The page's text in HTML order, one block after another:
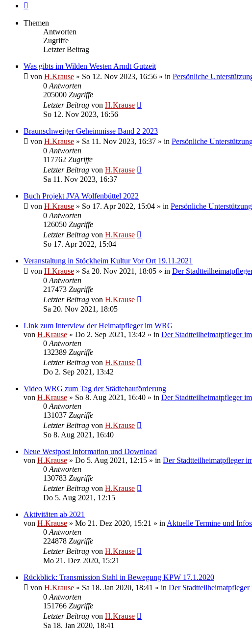
Themen
Antworten
Zugriffe
Letzter Beitrag
Was gibts im Wilden Westen Arndt Gutzeit
von H.Krause » So 12. Nov 2023, 16:56 » in Persönliche
0 Antworten
205000 Zugriffe
Letzter Beitrag von H.Krause
So 12. Nov 2023, 16:56
Braunschweiger Geheimnisse Band 2 2023
von H.Krause » Sa 11. Nov 2023, 16:37 » in Persönliche
0 Antworten
117762 Zugriffe
Letzter Beitrag von H.Krause
Sa 11. Nov 2023, 16:37
Buch Projekt JVA Wolfenbüttel 2022
von H.Krause » So 17. Apr 2022, 15:04 » in Persönliche
0 Antworten
126050 Zugriffe
Letzter Beitrag von H.Krause
So 17. Apr 2022, 15:04
Veranstaltung in Stöckheim Kultur Vor Ort 19.11.2021
von H.Krause » Sa 20. Nov 2021, 18:05 » in Der
0 Antworten
217473 Zugriffe
Letzter Beitrag von H.Krause
Sa 20. Nov 2021, 18:05
Link zum Interview der Heimatpfleger im WRG
von H.Krause » Do 2. Sep 2021, 13:42 » in Der Stadtteilheimatpfleger
0 Antworten
132389 Zugriffe
Letzter Beitrag von H.Krause
Do 2. Sep 2021, 13:42
Video WRG zum Tag der Städtebauförderung
von H.Krause » So 8. Aug 2021, 16:40 » in Der Stadtteilheimatpfleger
0 Antworten
131037 Zugriffe
Letzter Beitrag von H.Krause
So 8. Aug 2021, 16:40
Neue Westpost Information und Download
von H.Krause » Do 5. Aug 2021, 12:15 » in Der Stadtteilheimatpfleger
0 Antworten
130783 Zugriffe
Letzter Beitrag von H.Krause
Do 5. Aug 2021, 12:15
Aktivitäten ab 2021
von H.Krause » Mo 21. Dez 2020, 15:21 » in Aktuelle Termine und
0 Antworten
224878 Zugriffe
Letzter Beitrag von H.Krause
Mo 21. Dez 2020, 15:21
Rückblick: Transmission Stahl in Bewegung KPW 17.1.2020
von H.Krause » Sa 18. Jan 2020, 18:41 » in Der
0 Antworten
151766 Zugriffe
Letzter Beitrag von H.Krause
Sa 18. Jan 2020, 18:41